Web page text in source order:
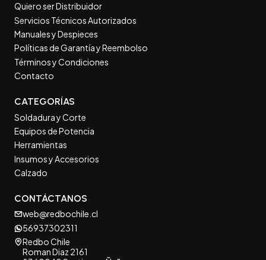
Quiero ser Distribuidor
Servicios Técnicos Autorizados
Manuales y Despieces
Políticas de Garantía y Reembolso
Términos y Condiciones
Contacto
CATEGORÍAS
Soldadura y Corte
Equipos de Potencia
Herramientas
Insumos y Accesorios
Calzado
CONTÁCTANOS
web@redbochile.cl
56937302311
Redbo Chile
Roman Diaz 2161